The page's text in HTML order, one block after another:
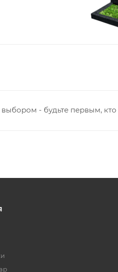
- будьте первым,